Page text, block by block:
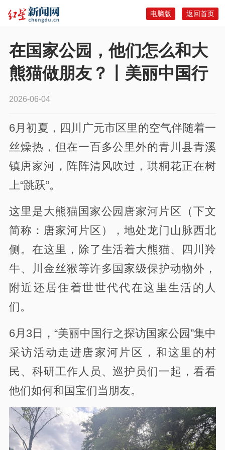
返回首页
电脑版
在国家公园，他们怎么和大
熊猫做朋友？丨美丽中国行
2026-06-04
6月初夏，四川广元市区里的空气伴随着一
丝燥热，但在一百多公里外的青川县青溪
镇唐家河，阵阵清风吹过，珙桐花正在树
上“跳跃”。
这里是大熊猫国家公园唐家河片区（下文
简称：唐家河片区），地处龙门山脉西北
侧。在这里，除了生活着大熊猫、四川羚
牛、川金丝猴等许多国家级保护动物外，
附近还居住着世世代代在这里生活的人
们。
6月3日，“美丽中国行之探访国家公园”集中
采访活动走进唐家河片区，和这里的村
民、科研工作人员、巡护员们一起，看看
他们如何和国宝们当朋友。